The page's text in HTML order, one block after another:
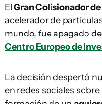
ElGran Colisionador
acelerador de
mundo, fue apagado
Centro Europeo de
La decisión despertó
en redes sociales